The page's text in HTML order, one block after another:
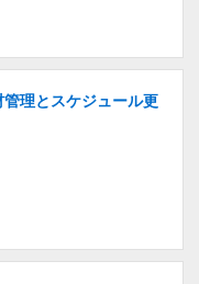
理とスケジュール更